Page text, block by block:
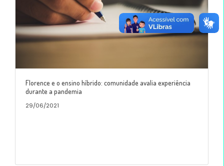
Florence e o ensino híbrido: comunidade avalia experiência
durante a pandemia
29/06/2021